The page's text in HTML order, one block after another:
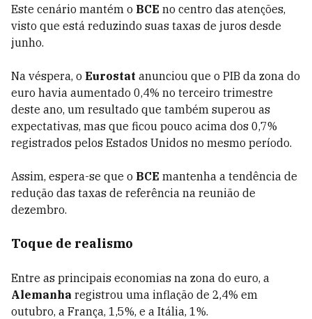
Este cenário mantém o BCE no centro das atenções,
visto que está reduzindo suas taxas de juros desde
junho.
Na véspera, o Eurostat anunciou que o PIB da zona do
euro havia aumentado 0,4% no terceiro trimestre
deste ano, um resultado que também superou as
expectativas, mas que ficou pouco acima dos 0,7%
registrados pelos Estados Unidos no mesmo período.
Assim, espera-se que o BCE mantenha a tendência de
redução das taxas de referência na reunião de
dezembro.
Toque de realismo
Entre as principais economias na zona do euro, a
Alemanha registrou uma inflação de 2,4% em
outubro, a França, 1,5%, e a Itália, 1%.